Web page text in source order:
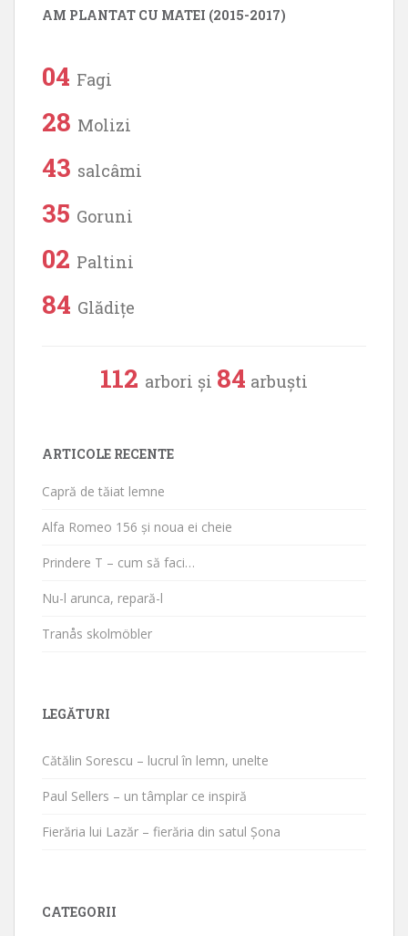
AM PLANTAT CU MATEI (2015-2017)
04 Fagi
28 Molizi
43 salcâmi
35 Goruni
02 Paltini
84 Glădițe
112 arbori și 84 arbuști
ARTICOLE RECENTE
Capră de tăiat lemne
Alfa Romeo 156 și noua ei cheie
Prindere T – cum să faci…
Nu-l arunca, repară-l
Tranås skolmöbler
LEGĂTURI
Cătălin Sorescu – lucrul în lemn, unelte
Paul Sellers – un tâmplar ce inspiră
Fierăria lui Lazăr – fierăria din satul Șona
CATEGORII